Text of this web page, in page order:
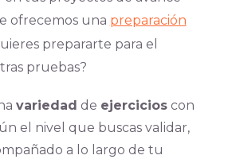
ofrecemos una preparación
prepararte para el
pruebas?
variedad de ejercicioscon
el nivel que buscas validar,
a lo largo de tu